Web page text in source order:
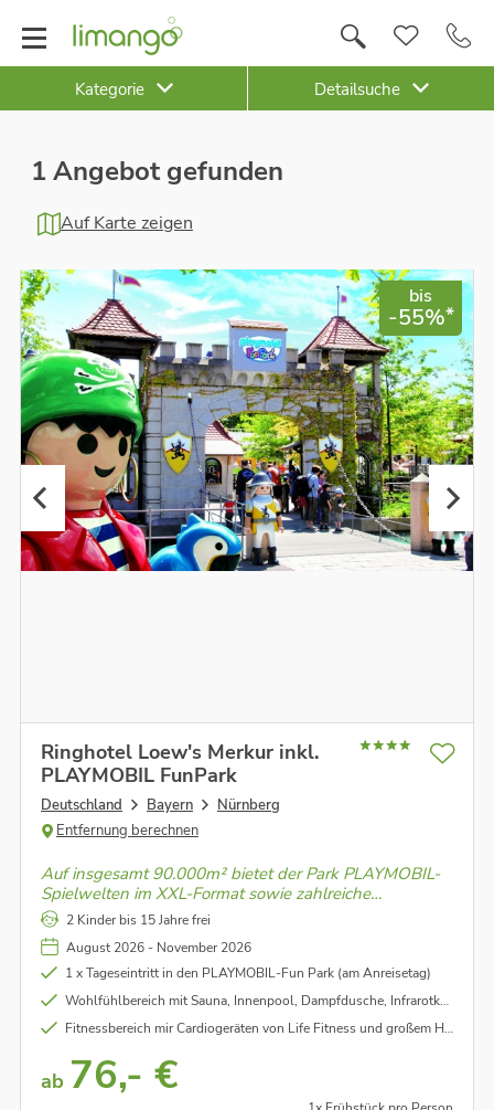
Kategorie Detailsuche
1 Angebot gefunden
Auf Karte zeigen
bis
-55%*
Ringhotel Loew's Merkur inkl.
PLAYMOBIL FunPark
Deutschland Bayern
Nürnberg
Entfernung berechnen
Auf insgesamt 90.000m² bietet der Park PLAYMOBIL-
Spielwelten im XXL-Format sowie zahlreiche
Aktivspielplätze, Kletter- und Balanciermöglichkeiten.
Es ist seit mehr als 20 Jahren ein beliebtes Ausflugsziel
für Familien mit Kindern.
2 Kinder bis 15 Jahre frei
August 2026 - November 2026
1 x Tageseintritt in den PLAYMOBIL-Fun Park (am Anreisetag)
Wohlfühlbereich mit Sauna, Innenpool, Dampfdusche, Infrarotkabine und medi stream spa - Massageliege
Fitnessbereich mir Cardiogeräten von Life Fitness und großem Hantelrack
ab 76,- €